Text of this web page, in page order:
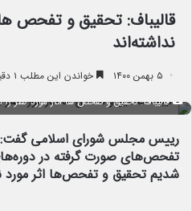
قالیباف: تحقیق و تفحص ها
نداشته‌اند
۵ بهمن ۱۴۰۰ خواندن این مطلب ۱ دقیقه زمان میبرد
قالیباف: تحقیق و تفحص ها آثار مورد نظر را
رییس مجلس شورای اسلامی گفت:
تفحص‌های صورت گرفته در
شدیم تحقیق و تفحص‌ها اثر مورد